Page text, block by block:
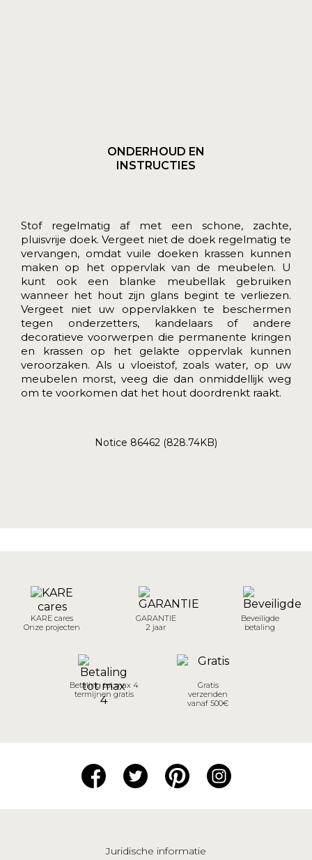
ONDERHOUD EN
INSTRUCTIES
Stof regelmatig af met een schone, zachte,
pluisvrije doek. Vergeet niet de doek regelmatig te
vervangen, omdat vuile doeken krassen kunnen
maken op het oppervlak van de meubelen. U
kunt ook een blanke meubellak gebruiken
wanneer het hout zijn glans begint te verliezen.
Vergeet niet uw oppervlakken te beschermen
tegen onderzetters, kandelaars of andere
decoratieve voorwerpen die permanente kringen
en krassen op het gelakte oppervlak kunnen
veroorzaken. Als u vloeistof, zoals water, op uw
meubelen morst, veeg die dan onmiddellijk weg
om te voorkomen dat het hout doordrenkt raakt.
Notice 86462 (828.74KB)
KARE cares
Onze projecten
GARANTIE
2 jaar
Beveiligde
betaling
Betaling tot max 4
termijnen gratis
Gratis
verzenden
vanaf 500€
Juridische informatie